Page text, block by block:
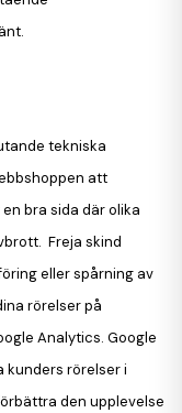
tekniska
att
bra sida där olika
Freja skind
eller spårning av
rörelser på
Analytics. Google
kunders rörelser i
den upplevelse